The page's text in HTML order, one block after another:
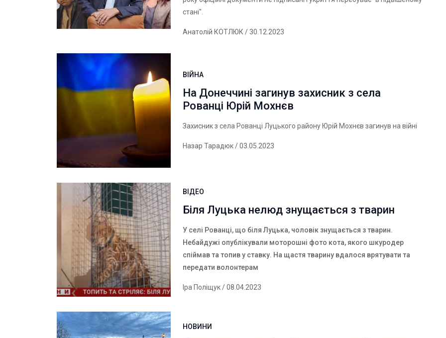
стані".
Анатолій КОТЛЮК / 30.12.2023
ВІЙНА
На Донеччині загинув захисник з села
Рованці Юрій Мохнєв
Захисник з села Рованці Луцького району Юрій Мохнєв загинув на війні
Назар Тарадюк/ 03.05.2023
ВІДЕО
Біля Луцька нелюд знущається з тварин
У селі Рованці, що біля Луцька, чоловік знущається з тварин.
Небайдужі опублікували моторошні фото кота, якого шкуродер
спіймав та топив у ставку. На щастя тварину вдалося врятувати та
передати волонтерам
Іра Поліщук/ 08.04.2023
НОВИНИ